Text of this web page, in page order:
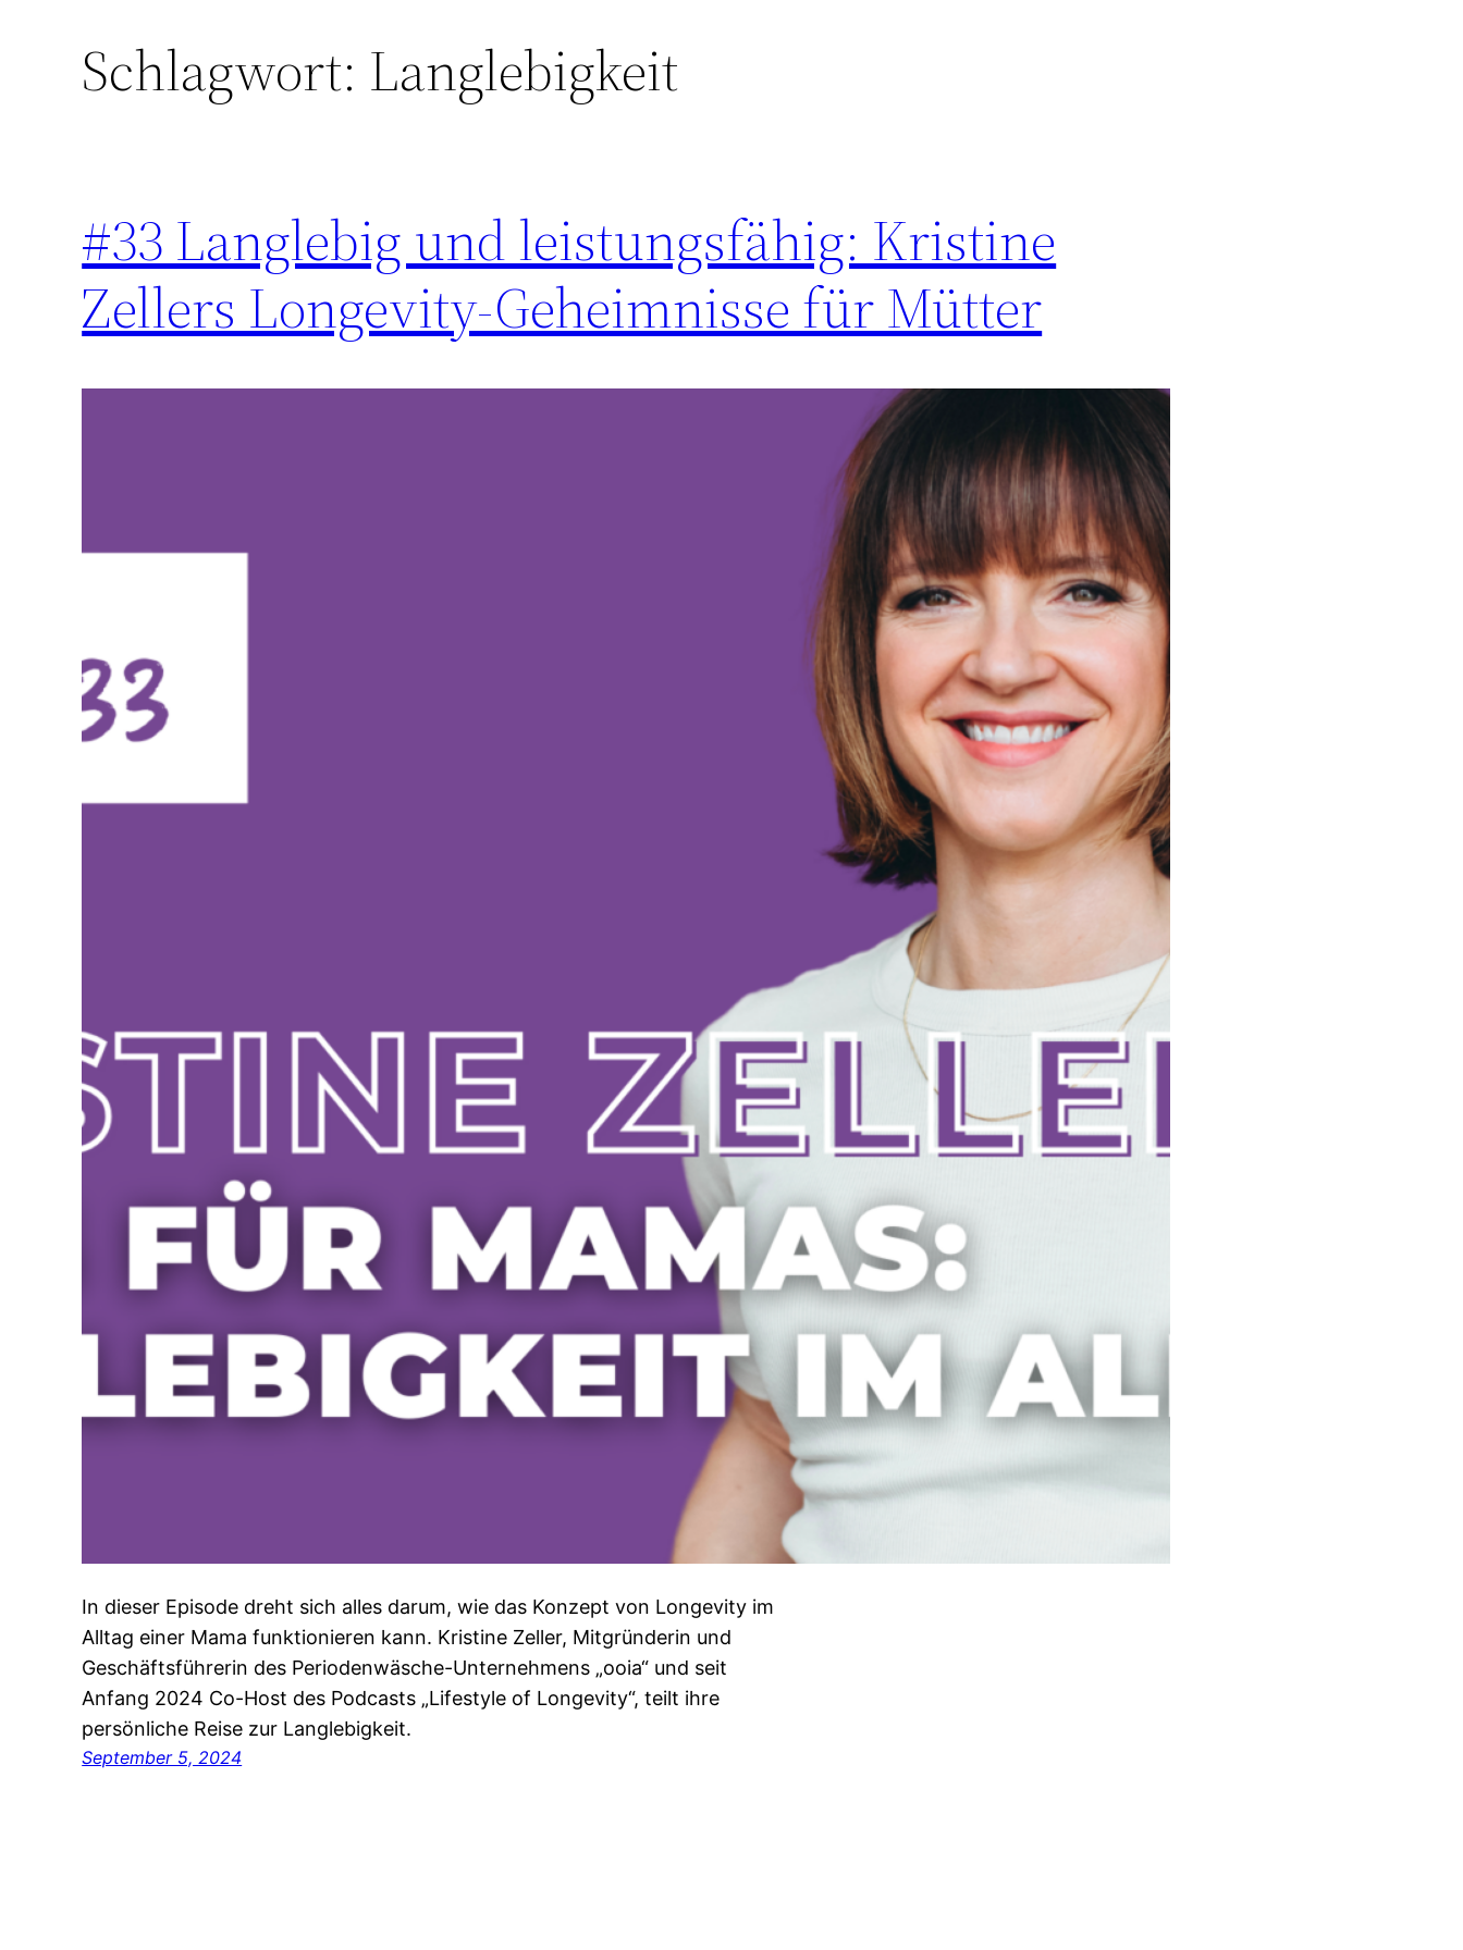
Schlagwort: Langlebigkeit
#33 Langlebig und leistungsfähig: Kristine
Zellers Longevity-Geheimnisse für Mütter
In dieser Episode dreht sich alles darum, wie das Konzept von Longevity im
Alltag einer Mama funktionieren kann. Kristine Zeller, Mitgründerin und
Geschäftsführerin des Periodenwäsche-Unternehmens „ooia“ und seit
Anfang 2024 Co-Host des Podcasts „Lifestyle of Longevity“, teilt ihre
persönliche Reise zur Langlebigkeit.
September 5, 2024